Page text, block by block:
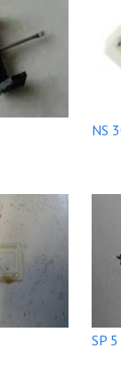
NS
SP